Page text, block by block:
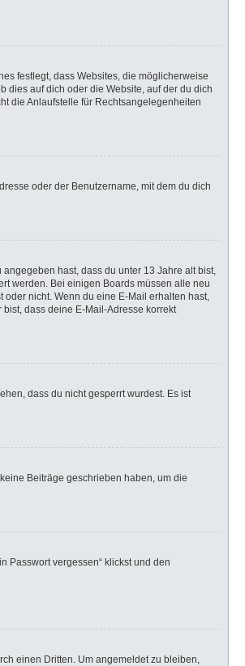
festlegt, dass Websites, die möglicherweise
dies auf dich oder die Website, auf der du dich
die Anlaufstelle für Rechtsangelegenheiten
oder der Benutzername, mit dem du dich
angegeben hast, dass du unter 13 Jahre alt bist,
werden. Bei einigen Boards müssen alle neu
nicht. Wenn du eine E-Mail erhalten hast,
dass deine E-Mail-Adresse korrekt
dass du nicht gesperrt wurdest. Es ist
Beiträge geschrieben haben, um die
Passwort vergessen“ klickst und den
einen Dritten. Um angemeldet zu bleiben,